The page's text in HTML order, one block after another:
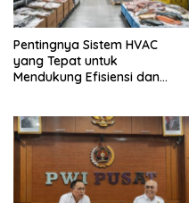
Pentingnya Sistem HVAC
yang Tepat untuk
Mendukung Efisiensi dan